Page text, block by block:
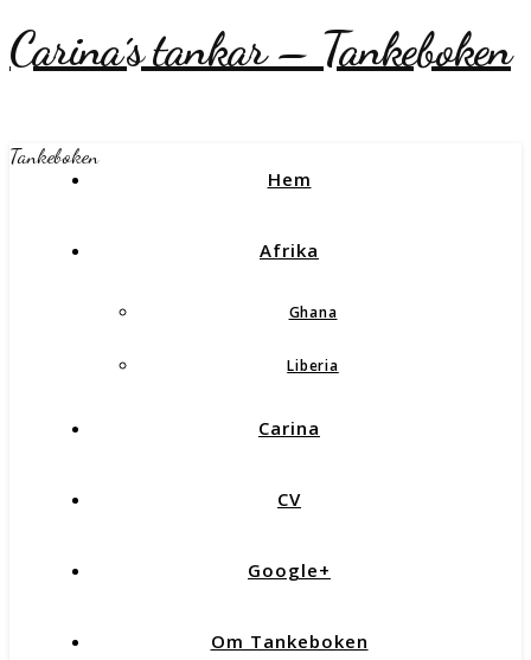
Carina´s tankar – Tankeboken
Tankeboken
Hem
Afrika
Ghana
Liberia
Carina
CV
Google+
Om Tankeboken